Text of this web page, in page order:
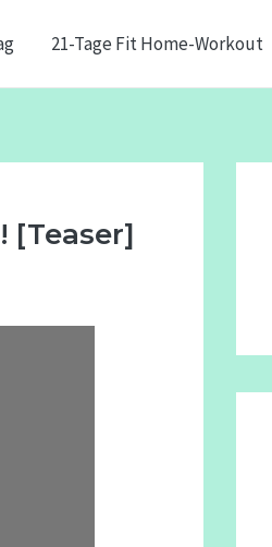
21-Tage Fit Home-Workout
[Teaser]